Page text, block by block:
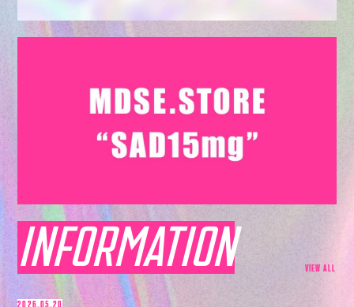
会員登録
4log
INFORMATION VIEW ALL